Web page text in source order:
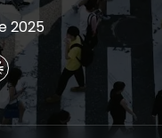
2025